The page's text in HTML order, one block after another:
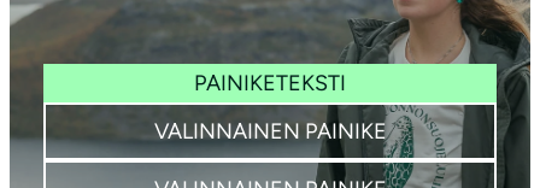
PAINIKETEKSTI
VALINNAINEN PAINIKE